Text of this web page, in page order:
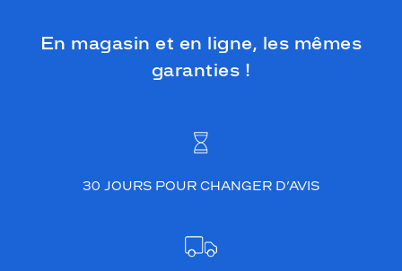
En magasin et en ligne, les mêmes
garanties !
30 JOURS POUR CHANGER D’AVIS